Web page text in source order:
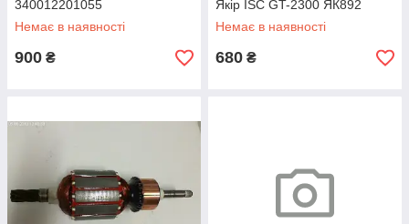
340012201055
Немає в наявності
900 ₴
Якір ISC GT-2300 ЯК892
Немає в наявності
680 ₴